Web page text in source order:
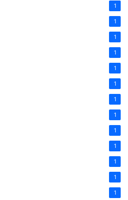
1
1
1
1
1
1
1
1
1
1
1
1
1